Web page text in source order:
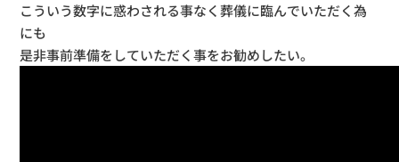
こういう数字に惑わされる事なく葬儀に臨んでいただく為
にも
是非事前準備をしていただく事をお勧めしたい。